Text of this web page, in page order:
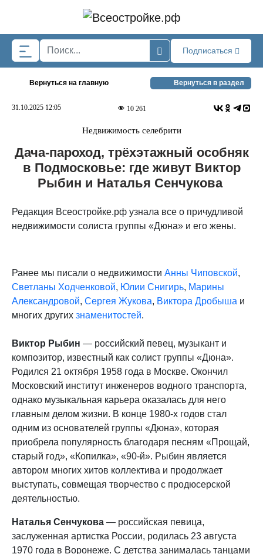
Подписаться
Вернуться на главную Вернуться в раздел
31.10.2025 12:05 10 261
Недвижимость селебрити
Дача-пароход, трёхэтажный особняк
в Подмосковье: где живут Виктор
Рыбин и Наталья Сенчукова
Редакция Всеостройке.рф узнала все о причудливой
недвижимости солиста группы «Дюна» и его жены.
Ранее мы писали о недвижимости Анны Чиповской,
Светланы Ходченковой, Юлии Снигирь, Марины
Александровой, Сергея Жукова, Виктора Дробыша и
многих других знаменитостей.
Виктор Рыбин — российский певец, музыкант и
композитор, известный как солист группы «Дюна».
Родился 21 октября 1958 года в Москве. Окончил
Московский институт инженеров водного транспорта,
однако музыкальная карьера оказалась для него
главным делом жизни. В конце 1980-х годов стал
одним из основателей группы «Дюна», которая
приобрела популярность благодаря песням «Прощай,
старый год», «Копилка», «90-й». Рыбин является
автором многих хитов коллектива и продолжает
выступать, совмещая творчество с продюсерской
деятельностью.
Наталья Сенчукова — российская певица,
заслуженная артистка России, родилась 23 августа
1970 года в Воронеже. С детства занималась танцами